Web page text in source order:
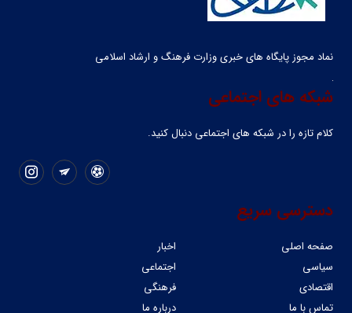
نماد مجوز پایگاه های خبری وزارت فرهنگ و ارشاد اسلامی
شبکه های اجتماعی
کلام تازه را در شبکه ‌های اجتماعی دنبال کنید.
دسترسی سریع
صفحه اصلی
اخبار
سیاسی
اجتماعی
اقتصادی
فرهنگی
تماس با ما
درباره ما